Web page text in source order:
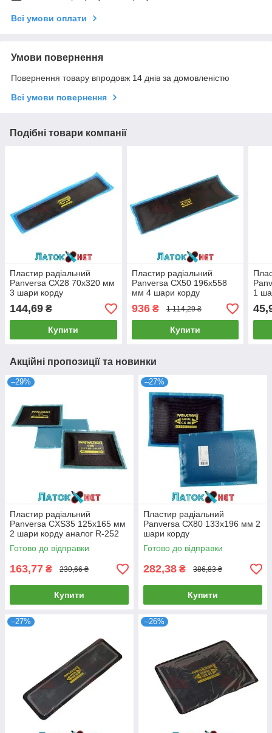
Всі умови оплати
Умови повернення
Повернення товару впродовж 14 днів за домовленістю
Всі умови повернення
Подібні товари компанії
Пластир радіальний
Panversa СХ28 70х320 мм
3 шари корду
144,69 ₴
Купити
Пластир радіальний
Panversa СХ50 196х558
мм 4 шари корду
936₴ 1 114,29 ₴
Купити
1
Акційні пропозиції та новинки
–29%
Пластир радіальний
Panversa CXS35 125х165 мм
2 шари корду аналог R-252
Готово до відправки
163,77 ₴ 230,66 ₴
Купити
–27%
Пластир радіальний
Panversa СХ80 133х196 мм 2
шари корду
Готово до відправки
282,38 ₴ 386,83 ₴
Купити
–27% –26%